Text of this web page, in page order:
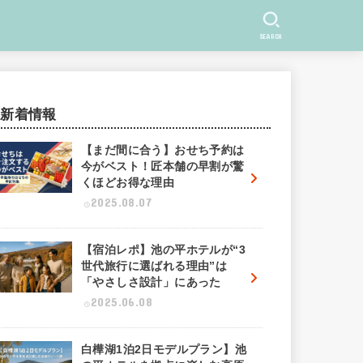
SEARCH
新着情報
【まだ間に合う】おせち予約は
今がベスト！匠本舗の早割が驚
くほどお得な理由
2025.08.07
【宿泊レポ】池の平ホテルが“3
世代旅行に選ばれる理由”は
「やさしさ設計」にあった
2025.06.08
白樺湖1泊2日モデルプラン】池